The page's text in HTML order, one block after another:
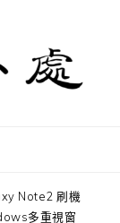
Note2 刷機
多重視窗